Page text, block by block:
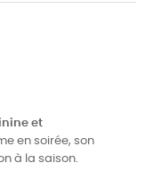
et
en soirée, son
à la saison.